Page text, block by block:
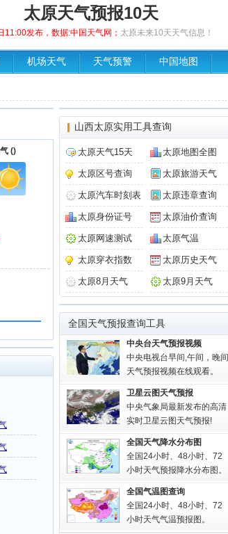
太原天气预报10天
11:00发布，数据:中国天气网； 太原未来10天天气信息！
机场天气 天气预警 中国地图
()
山西太原实用工具查询
太原天气15天 太原地图全图
太原区号查询 太原旅游天气
太原汽车时刻表 太原违章查询
太原身份证号 太原油价查询
太原网速测试 太原气温
太原穿衣指数 太原历史天气
太原8月天气 太原9月天气
全国天气预报查询工具
中央台天气预报视频
中央电视台早间,午间，晚间
天气预报视频在线观看。
卫星云图天气预报
中央气象局最新发布的高清
实时卫星云图天气预报!
全国天气降水分布图
全国24小时、48小时、72
小时天气预报降水分布图。
全国气温图查询
全国24小时、48小时、72
小时天气气温预报图。